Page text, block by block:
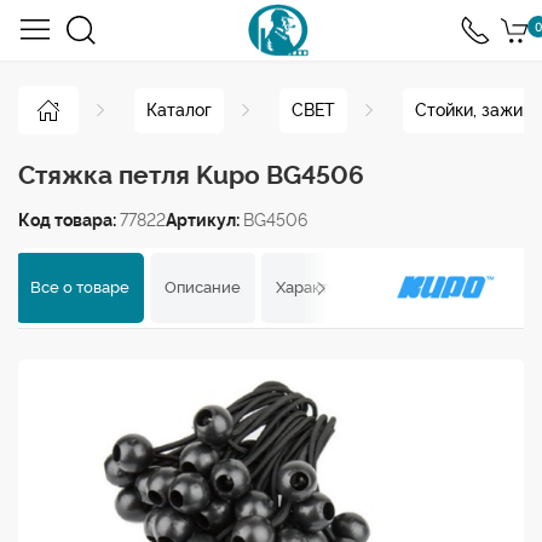
0
Каталог СВЕТ Стойки,
Стяжка петля Kupo BG4506
Код товара:77822Артикул: BG4506
Все о товаре Описание Характеристики Отзывы